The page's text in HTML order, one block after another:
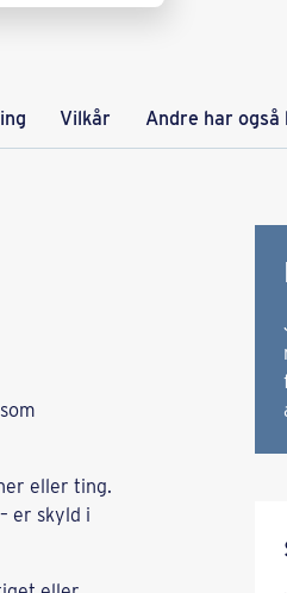
Vilkår ​​Andre har også
eller ting.
er skyld i